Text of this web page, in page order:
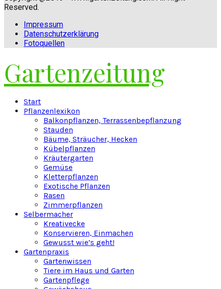
Reserved.
Impressum
Datenschutzerklärung
Fotoquellen
Gartenzeitung
Start
Pflanzenlexikon
Balkonpflanzen, Terrassenbepflanzung
Stauden
Bäume, Sträucher, Hecken
Kübelpflanzen
Kräutergarten
Gemüse
Kletterpflanzen
Exotische Pflanzen
Rasen
Zimmerpflanzen
Selbermacher
Kreativecke
Konservieren, Einmachen
Gewusst wie’s geht!
Gartenpraxis
Gartenwissen
Tiere im Haus und Garten
Gartenpflege